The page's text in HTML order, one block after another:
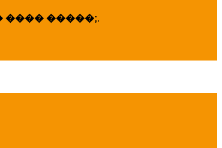
���� �����;.